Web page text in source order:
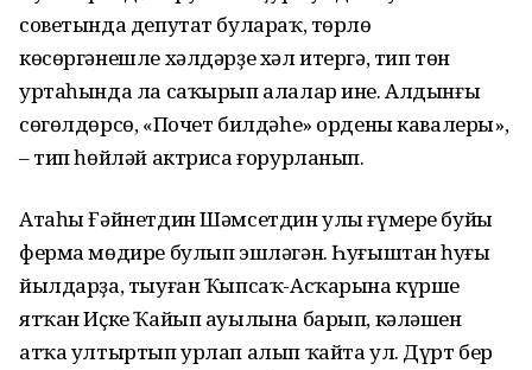
советында депутат булараҡ, төрлө
көсөргәнешле хәлдәрҙе хәл итергә, тип төн
уртаһында ла саҡырып алалар ине. Алдынғы
сөгөлдөрсө, «Почет билдәһе» ордены кавалеры»,
– тип һөйләй актриса ғорурланып.
Атаһы Ғәйнетдин Шәмсетдин улы ғүмере буйы
ферма мөдире булып эшләгән. Һуғыштан һуңғы
йылдарҙа, тыуған Ҡыпсаҡ-Асҡарына күрше
ятҡан Иҫке Ҡайып ауылына барып, кәләшен
атҡа ултыртып урлап алып ҡайта ул. Дүрт бер